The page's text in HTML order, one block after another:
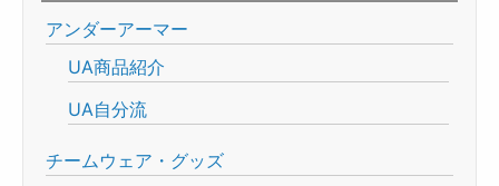
アンダーアーマー
UA商品紹介
UA自分流
チームウェア・グッズ